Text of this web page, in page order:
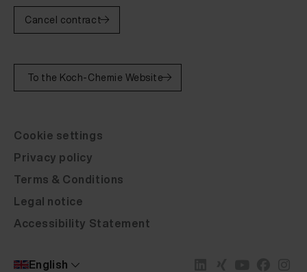
Cancel contract
To the Koch-Chemie Website
English
Cookie settings
Privacy policy
Terms & Conditions
Legal notice
Accessibility Statement